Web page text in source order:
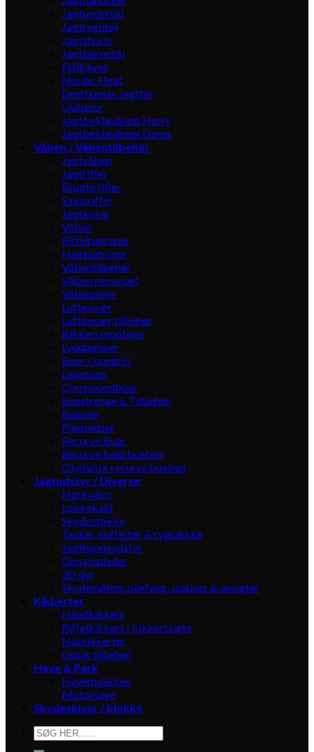
Jagtundertøj
Jagtregntøj
Jagtshorts
Jagtbørnetøj
Fjällräven
Nordic Heat
Deerhunter Jagttøj
Outdoor
Jagtbeklædning Herre
Jagtbeklædning Dame
Våben / Våbentilbehør
Jagtvåben
Jagtriffel
Brugte rifler
Salonriffel
Jagtknive
Våben
Riffelpatroner
Haglpatroner
Våbentilbehør
Våben rensesæt
Våbenpleje
Luftgevær
Luftgevær tilbehør
Kikkert montage
Lyddæmper
Buer / buegrej
Langbuer
Compoundbuer
Buestrenge & Tilbehør
Buepile
Pilespidser
Recurve Buer
Recurve field bueben
Olympisk recurve bueben
Jagtudstyr / Diverse
Høreværn
Lokkekald
Skydestokke
Tasker, kufferter & rygsække
Jagthundeudstyr
Opsatsplader
3D dyr
Skydemåtter, pilefang, stativer & ansigter
Kikkerter
Håndkikkert
Riffelkikkert / kikkertsigte
Natkikkerter
Optik tilbehør
Have & Park
Havemaskiner
Motorsave
Skydeskiver / blokke
Søg
efter: